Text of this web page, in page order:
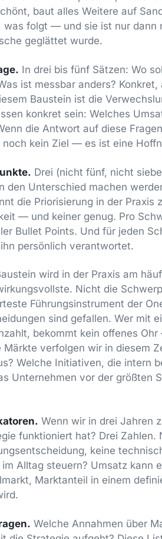
baut alles Weitere auf
was folgt — und sie ist nur dann
geglättet wurde.
In drei bis fünf Sätzen: Wo
ist messbar anders?
Baustein ist die
konkret sein: Welches
die Antwort auf diese
kein Ziel — es ist eine
Drei (nicht fünf, nicht
den Unterschied machen
die Priorisierung in der Praxis
— und keiner genug. Pro
Bullet Points. Und für jeden
persönlich verantwortet.
wird in der Praxis am
Nicht die
Führungsinstrument der
sind gefallen. Wer mit
bekommt kein offenes
verfolgen wir in diesem
Welche Initiativen, die intern
Unternehmen vor der größten
Wenn wir in drei Jahren
funktioniert hat? Drei Zahlen.
keine
Alltag steuern? Umsatz kann
Marktanteil in einem
Welche Annahmen über